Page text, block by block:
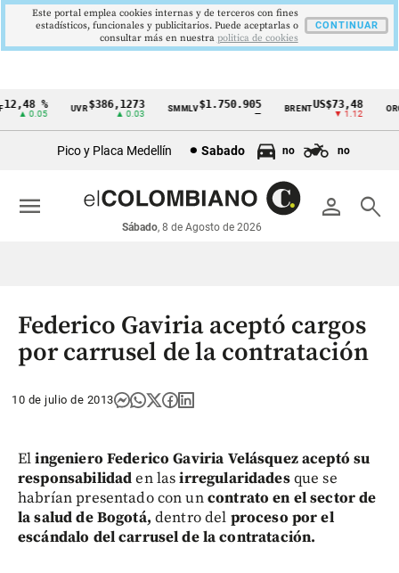
Cintillo
económicos
Colombia
%
▲ 0.05
UVR$386,1273
▲ 0.03
SMMLV$1.750.905 BRENTUS$73,48
▼ 1.12
ORO
Pico y Placa Medellín Sabado no no
person search
Sábado, 8 de Agosto de 2026
menu
Federico Gaviria aceptó cargos
por carrusel de la contratación
10 de julio de 2013
Elingeniero Federico Gaviria Velásquezaceptó su
responsabilidaden lasirregularidadesque se
habrían presentado con uncontrato en el sector de
la salud de Bogotá, dentro del proceso por el
escándalo del carrusel de la contratación.
Este portal emplea cookies internas y de terceros con fines
estadísticos, funcionales y publicitarios. Puede aceptarlas o
consultar más en nuestra politica de cookies
CONTINUAR